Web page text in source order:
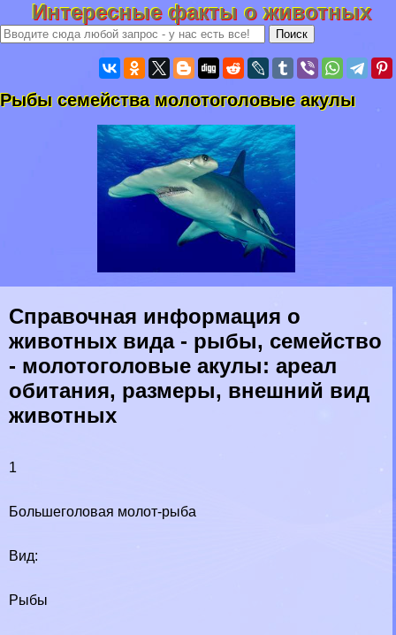
Интересные факты о животных
Рыбы семейства молотоголовые акулы
Справочная информация о
животных вида - рыбы, семейство
- молотоголовые акулы: ареал
обитания, размеры, внешний вид
животных
1
Большеголовая молот-рыба
Вид:
Рыбы